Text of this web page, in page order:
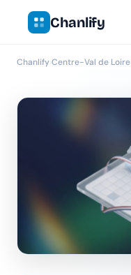
Chanlify
Chanlify›Centre-Val de Loire